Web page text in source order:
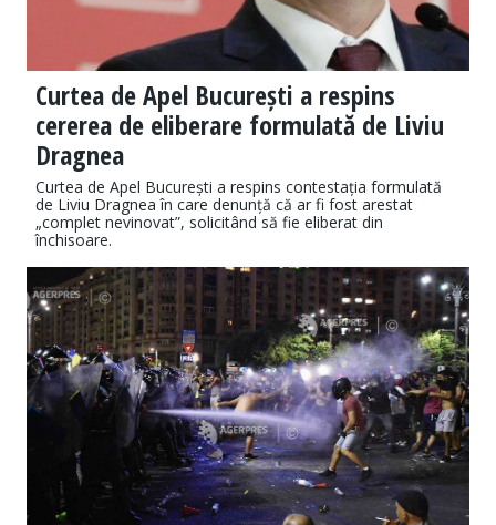
Curtea de Apel București a respins
cererea de eliberare formulată de Liviu
Dragnea
Curtea de Apel București a respins contestația formulată
de Liviu Dragnea în care denunță că ar fi fost arestat
„complet nevinovat”, solicitând să fie eliberat din
închisoare.